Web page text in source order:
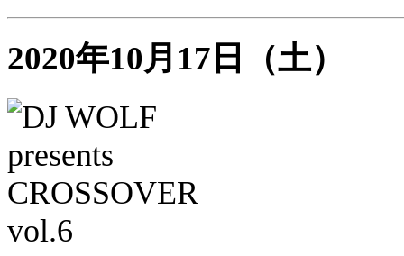
2020年10月17日（土）